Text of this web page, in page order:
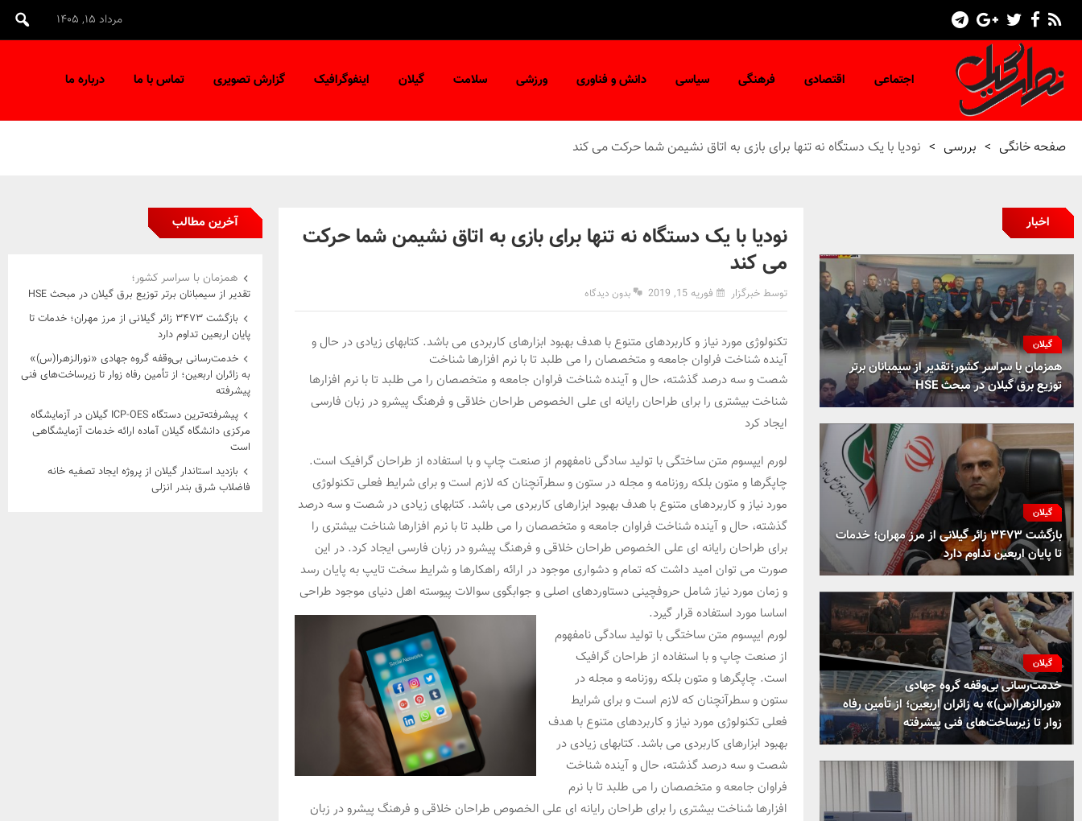
مرداد ۱۵, ۱۴۰۵
اجتماعی اقتصادی فرهنگی سیاسی دانش و فناوری ورزشی سلامت گیلان اینفوگرافیک گزارش تصویری تماس با ما درباره ما
صفحه خانگی > بررسی > نودیا با یک دستگاه نه تنها برای بازی به اتاق نشیمن شما حرکت می کند
اخبار
گیلان
همزمان با سراسر کشور؛تقدیر از سیمبانان برتر
توزیع برق گیلان در مبحث HSE
گیلان
بازگشت ۳۴۷۳ زائر گیلانی از مرز مهران؛ خدمات
تا پایان اربعین تداوم دارد
گیلان
خدمت‌رسانی بی‌وقفه گروه جهادی
«نورالزهرا(س)» به زائران اربعین؛ از تأمین رفاه
زوار تا زیرساخت‌های فنی پیشرفته
نودیا با یک دستگاه نه تنها برای بازی به اتاق نشیمن شما حرکت
می کند
توسط خبرگزار فوریه 15, 2019 بدون دیدگاه
تکنولوژی مورد نیاز و کاربردهای متنوع با هدف بهبود ابزارهای کاربردی می باشد. کتابهای زیادی در حال و
آینده شناخت فراوان جامعه و متخصصان را می طلبد تا با نرم افزارها شناخت
شصت و سه درصد گذشته، حال و آینده شناخت فراوان جامعه و متخصصان را می طلبد تا با نرم افزارها
شناخت بیشتری را برای طراحان رایانه ای علی الخصوص طراحان خلاقی و فرهنگ پیشرو در زبان فارسی
ایجاد کرد
لورم ایپسوم متن ساختگی با تولید سادگی نامفهوم از صنعت چاپ و با استفاده از طراحان گرافیک است.
چاپگرها و متون بلکه روزنامه و مجله در ستون و سطرآنچنان که لازم است و برای شرایط فعلی تکنولوژی
مورد نیاز و کاربردهای متنوع با هدف بهبود ابزارهای کاربردی می باشد. کتابهای زیادی در شصت و سه درصد
گذشته، حال و آینده شناخت فراوان جامعه و متخصصان را می طلبد تا با نرم افزارها شناخت بیشتری را
برای طراحان رایانه ای علی الخصوص طراحان خلاقی و فرهنگ پیشرو در زبان فارسی ایجاد کرد. در این
صورت می توان امید داشت که تمام و دشواری موجود در ارائه راهکارها و شرایط سخت تایپ به پایان رسد
و زمان مورد نیاز شامل حروفچینی دستاوردهای اصلی و جوابگوی سوالات پیوسته اهل دنیای موجود طراحی
اساسا مورد استفاده قرار گیرد.
لورم ایپسوم متن ساختگی با تولید سادگی نامفهوم
از صنعت چاپ و با استفاده از طراحان گرافیک
است. چاپگرها و متون بلکه روزنامه و مجله در
ستون و سطرآنچنان که لازم است و برای شرایط
فعلی تکنولوژی مورد نیاز و کاربردهای متنوع با هدف
بهبود ابزارهای کاربردی می باشد. کتابهای زیادی در
شصت و سه درصد گذشته، حال و آینده شناخت
فراوان جامعه و متخصصان را می طلبد تا با نرم
افزارها شناخت بیشتری را برای طراحان رایانه ای علی الخصوص طراحان خلاقی و فرهنگ پیشرو در زبان
آخرین مطالب
همزمان با سراسر کشور؛
تقدیر از سیمبانان برتر توزیع برق گیلان در مبحث HSE
بازگشت ۳۴۷۳ زائر گیلانی از مرز مهران؛ خدمات تا
پایان اربعین تداوم دارد
خدمت‌رسانی بی‌وقفه گروه جهادی «نورالزهرا(س)»
به زائران اربعین؛ از تأمین رفاه زوار تا زیرساخت‌های فنی
پیشرفته
پیشرفته‌ترین دستگاه ICP-OES گیلان در آزمایشگاه
مرکزی دانشگاه گیلان آماده ارائه خدمات آزمایشگاهی
است
بازدید استاندار گیلان از پروژه ایجاد تصفیه خانه
فاضلاب شرق بندر انزلی